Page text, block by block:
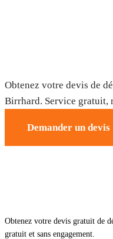
Obtenez votre devis de
Birrhard. Service gratuit,
Demander un devis
Obtenez votre devis gratuit de
gratuit et sans engagement.